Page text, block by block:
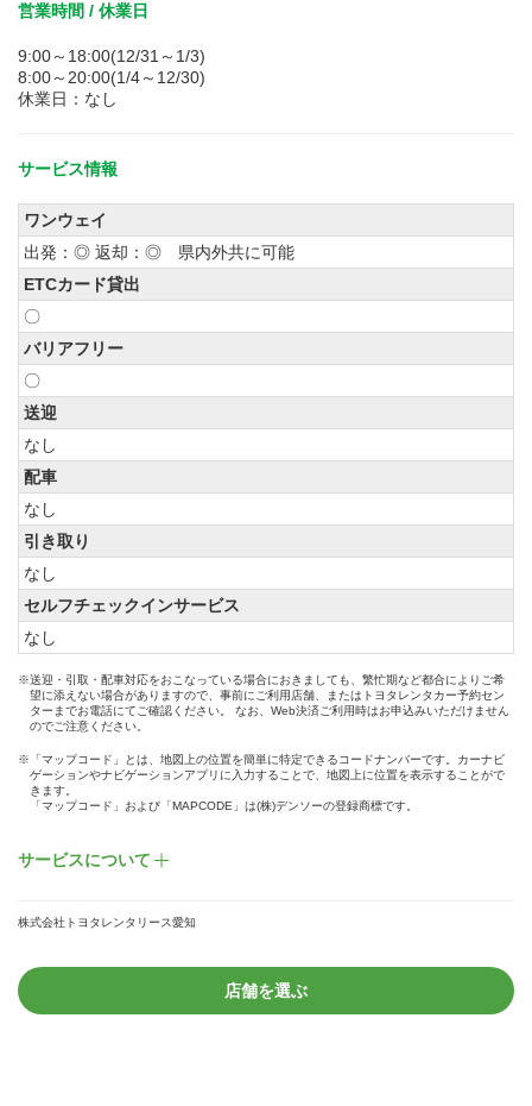
営業時間 / 休業日
9:00～18:00(12/31～1/3)
8:00～20:00(1/4～12/30)
休業日：なし
サービス情報
ワンウェイ
出発：◎ 返却：◎ 県内外共に可能
ETCカード貸出
〇
バリアフリー
〇
送迎
なし
配車
なし
引き取り
なし
セルフチェックインサービス
なし
※送迎・引取・配車対応をおこなっている場合におきましても、繁忙期など都合によりご希
望に添えない場合がありますので、事前にご利用店舗、またはトヨタレンタカー予約セン
ターまでお電話にてご確認ください。 なお、Web決済ご利用時はお申込みいただけません
のでご注意ください。
※「マップコード」とは、地図上の位置を簡単に特定できるコードナンバーです。カーナビ
ゲーションやナビゲーションアプリに入力することで、地図上に位置を表示することがで
きます。
「マップコード」および「MAPCODE」は(株)デンソーの登録商標です。
サービスについて
株式会社トヨタレンタリース愛知
店舗を選ぶ